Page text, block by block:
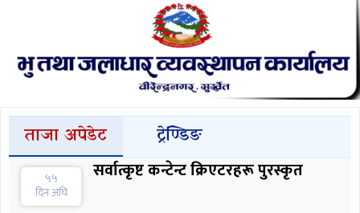
ताजा अपेडेट ट्रेण्डिङ
५५
दिन अघि
सर्वात्कृष्ट कन्टेन्ट क्रिएटरहरू पुरस्कृत